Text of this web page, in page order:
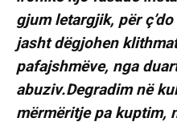
gjum letargjik, për
jasht dëgjohen
pafajshmëve, nga
abuziv.Degradim në
mërmëritje pa kuptim,